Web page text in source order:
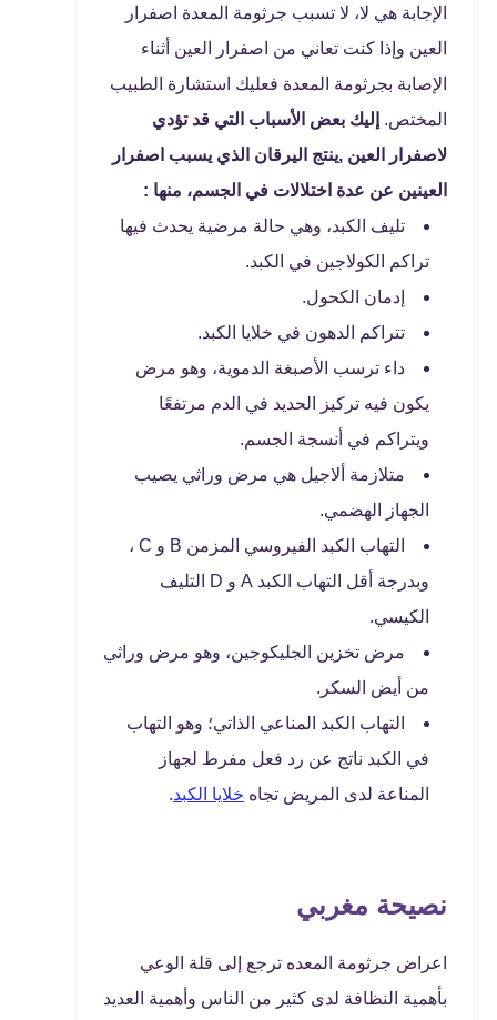
الإجابة هي لا، لا تسبب جرثومة المعدة اصفرار
العين وإذا كنت تعاني من اصفرار العين أثناء
الإصابة بجرثومة المعدة فعليك استشارة الطبيب
المختص. إليك بعض الأسباب التي قد تؤدي
لاصفرار العين ,ينتج اليرقان الذي يسبب اصفرار
العينين عن عدة اختلالات في الجسم، منها :
تليف الكبد، وهي حالة مرضية يحدث فيها
تراكم الكولاجين في الكبد.
إدمان الكحول.
تتراكم الدهون في خلايا الكبد.
داء ترسب الأصبغة الدموية، وهو مرض
يكون فيه تركيز الحديد في الدم مرتفعًا
ويتراكم في أنسجة الجسم.
متلازمة ألاجيل هي مرض وراثي يصيب
الجهاز الهضمي.
التهاب الكبد الفيروسي المزمن B و C ،
وبدرجة أقل التهاب الكبد A و D التليف
الكيسي.
مرض تخزين الجليكوجين، وهو مرض وراثي
من أيض السكر.
التهاب الكبد المناعي الذاتي؛ وهو التهاب
في الكبد ناتج عن رد فعل مفرط لجهاز
المناعة لدى المريض تجاه خلايا الكبد.
نصيحة مغربي
اعراض جرثومة المعده ترجع إلى قلة الوعي
بأهمية النظافة لدى كثير من الناس وأهمية العديد